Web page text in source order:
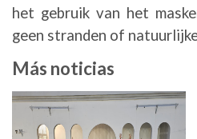
het gebruik van het
geen stranden of
Más noticias